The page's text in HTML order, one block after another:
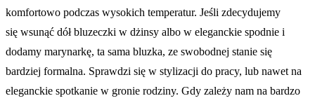
komfortowo podczas wysokich temperatur. Jeśli zdecydujemy
się wsunąć dół bluzeczki w dżinsy albo w eleganckie spodnie i
dodamy marynarkę, ta sama bluzka, ze swobodnej stanie się
bardziej formalna. Sprawdzi się w stylizacji do pracy, lub nawet na
eleganckie spotkanie w gronie rodziny. Gdy zależy nam na bardzo